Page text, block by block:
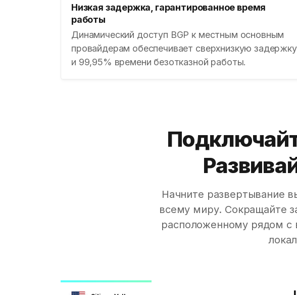
Низкая задержка, гарантированное время
работы
Динамический доступ BGP к местным основным
провайдерам обеспечивает сверхнизкую задержку
и 99,95% времени безотказной работы.
Начните развертывание
всему миру. Сокращайте
расположенному рядом с